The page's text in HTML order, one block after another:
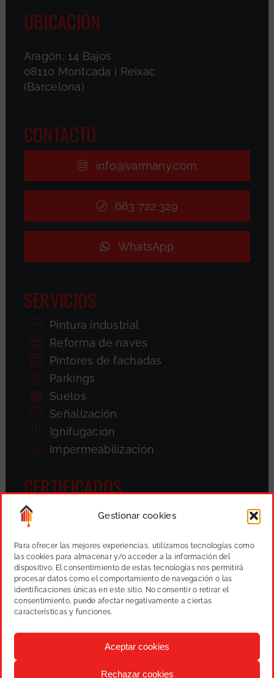
Gestionar cookies
Para ofrecer las mejores experiencias, utilizamos tecnologías como
las cookies para almacenar y/o acceder a la información del
dispositivo. El consentimiento de estas tecnologías nos permitirá
procesar datos como el comportamiento de navegación o las
identificaciones únicas en este sitio. No consentir o retirar el
consentimiento, puede afectar negativamente a ciertas
características y funciones.
Aceptar cookies
Rechazar cookies
UBICACIÓN
Aragón, 14 Bajos
08110 Montcada i Reixac
(Barcelona)
CONTACTO
info@varmany.com
663 722 329
WhatsApp
SERVICIOS
Pintura industrial
Reforma de naves
Pintores de fachadas
Parkings
Suelos
Señalización
Ignifugación
Impermeabilización
CERTIFICADOS